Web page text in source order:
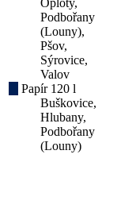
Podbořany
(Louny),
Pšov,
Sýrovice,
Valov
Papír 120 l
Buškovice,
Hlubany,
Podbořany
(Louny)